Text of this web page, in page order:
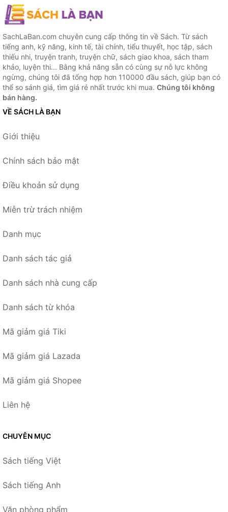
SachLaBan.com chuyên cung cấp thông tin về Sách. Từ sách
tiếng anh, kỹ năng, kinh tế, tài chính, tiểu thuyết, học tập, sách
thiếu nhi, truyện tranh, truyện chữ, sách giao khoa, sách tham
khảo, luyện thi... Bằng khả năng sẵn có cùng sự nỗ lực không
ngừng, chúng tôi đã tổng hợp hơn 110000 đầu sách, giúp bạn có
thể so sánh giá, tìm giá rẻ nhất trước khi mua. Chúng tôi không
bán hàng.
VỀ SÁCH LÀ BẠN
Giới thiệu
Chính sách bảo mật
Điều khoản sử dụng
Miễn trừ trách nhiệm
Danh mục
Danh sách tác giả
Danh sách nhà cung cấp
Danh sách từ khóa
Mã giảm giá Tiki
Mã giảm giá Lazada
Mã giảm giá Shopee
Liên hệ
CHUYÊN MỤC
Sách tiếng Việt
Sách tiếng Anh
Văn phòng phẩm